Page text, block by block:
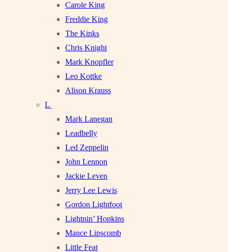
Carole King
Freddie King
The Kinks
Chris Knight
Mark Knopfler
Leo Kottke
Alison Krauss
L
Mark Lanegan
Leadbelly
Led Zeppelin
John Lennon
Jackie Leven
Jerry Lee Lewis
Gordon Lightfoot
Lightnin’ Hopkins
Mance Lipscomb
Little Feat